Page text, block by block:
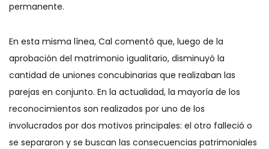
permanente.
En esta misma línea, Cal comentó que, luego de la
aprobación del matrimonio igualitario, disminuyó la
cantidad de uniones concubinarias que realizaban las
parejas en conjunto. En la actualidad, la mayoría de los
reconocimientos son realizados por uno de los
involucrados por dos motivos principales: el otro falleció o
se separaron y se buscan las consecuencias patrimoniales